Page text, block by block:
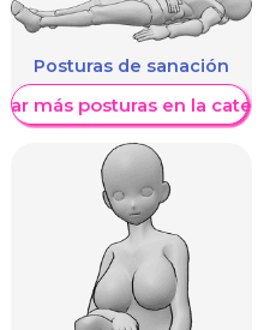
Posturas de sanación
más posturas en la